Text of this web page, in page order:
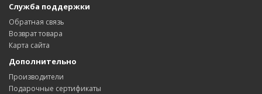
Служба поддержки
Обратная связь
Возврат товара
Карта сайта
Дополнительно
Производители
Подарочные сертификаты